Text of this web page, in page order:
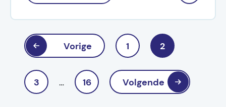
Vorige 1 2
3 … 16 Volgende